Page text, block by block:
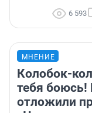
6 593
МНЕНИЕ
Колобок-
тебя боюсь!
отложили